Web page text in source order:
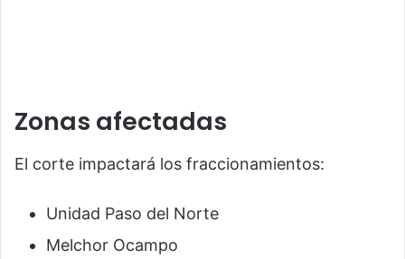
Zonas afectadas
El corte impactará los fraccionamientos:
Unidad Paso del Norte
Melchor Ocampo